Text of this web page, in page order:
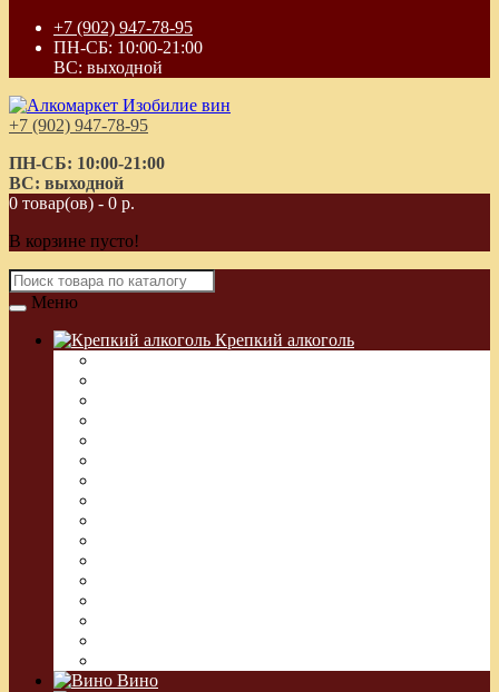
+7 (902) 947-78-95
ПН-СБ: 10:00-21:00
ВС: выходной
+7 (902) 947-78-95
ПН-СБ: 10:00-21:00
ВС: выходной
0 товар(ов) - 0 р.
В корзине пусто!
Меню
Крепкий алкоголь
Вино